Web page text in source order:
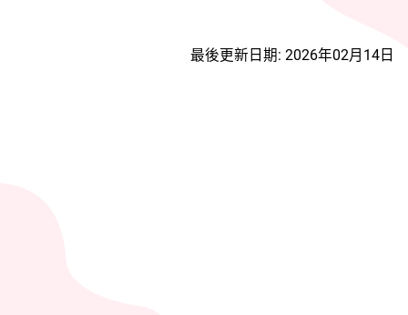
最後更新日期: 2026年02月14日